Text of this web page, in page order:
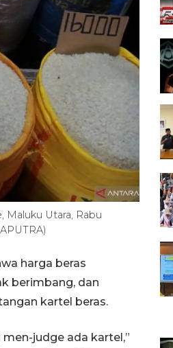
Maluku Utara, Rabu
harga beras
berimbang, dan
kartel beras.
judge ada kartel,”